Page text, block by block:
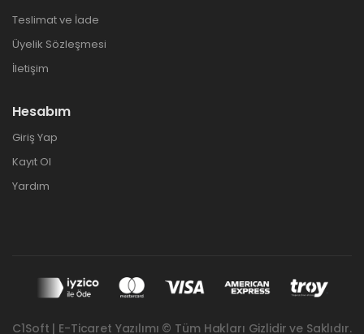
Teslimat ve İade
Üyelik Sözleşmesi
İletişim
Hesabım
Giriş Yap
Kayıt Ol
Yardım
C1Soft | E-Ticaret Yazılımı © Tüm Hakları Gizlidir ve Saklıdır.